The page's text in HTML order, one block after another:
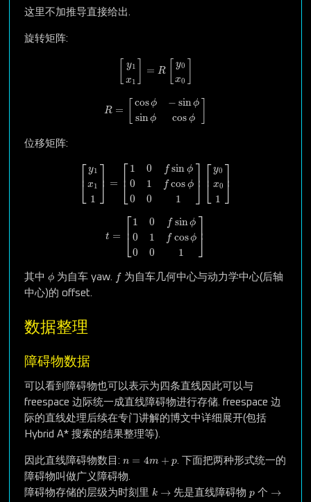
这里不加推导直接给出.
旋转矩阵:
y1
x1
= R
y0
x0
[y x1 y0 0]
R =
cosϕ − sinϕ
sinϕ cos ϕ
cos sin sin cos
位移矩阵:
⎡
⎢⎣
y1
x1
1
⎤⎥
⎦ = ⎡
⎢⎣
1 0 f sin ϕ
0 1 f cos ϕ
0 0 1
⎤⎥
⎦
⎡
⎢⎣
y0
x0
1
⎤⎥
⎦
[y x1 [10 sin 01 f cosϕ 00 ][
t = ⎡
⎢⎣
1 0 f sin ϕ
0 1 f cosϕ
0 0 1
⎤⎥
⎦
0 f ϕ f cos ϕ 0
其中 ϕ
ϕ 为自车 yaw. f为自车几何中心与动力学中心(后轴
中心)的 offset.
数据整理
障碍物数据
可以看到障碍物也可以表示为四条直线因此可以与
freespace 边际统一成直线障碍物进行存储. freespace 边
际的直线处理后续在专门讲解的博文中详细展开(包括
Hybrid A* 搜索的结果整理等).
因此直线障碍物数目: n = 4m + p
m
. 下面把两种形式统一的
障碍物叫做广义障碍物.
障碍物存储的层级为时刻里 k →
k 先是直线障碍物p
p 个 →
→